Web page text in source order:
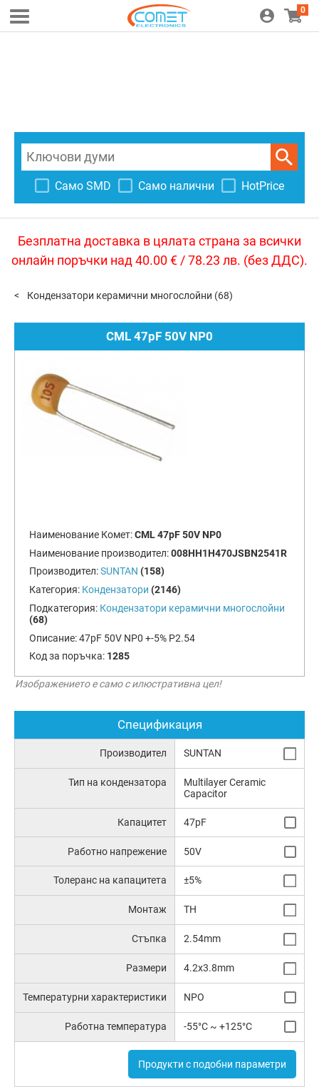
0
Само SMD Само налични HotPrice
Безплатна доставка в цялата страна за всички
онлайн поръчки над 40.00 € / 78.23 лв. (без ДДС).
Кондензатори керамични многослойни (68)
CML 47pF 50V NP0
Наименование Комет:CML 47pF 50V NP0
Наименование производител:008HH1H470JSBN2541R
Производител:SUNTAN (158)
Категория: Кондензатори (2146)
Подкатегория: Кондензатори керамични многослойни
(68)
Описание:47pF 50V NP0 +-5% P2.54
Код за поръчка: 1285
Изображението е само с илюстративна цел!
Спецификация
Производител SUNTAN
Тип на кондензатора
Multilayer Ceramic
Capacitor
Капацитет 47pF
Работно напрежение 50V
Толеранс на капацитета ±5%
Монтаж TH
Стъпка 2.54mm
Размери 4.2x3.8mm
Температурни характеристики NPO
Работна температура -55°C ~ +125°C
Продукти с подобни параметри